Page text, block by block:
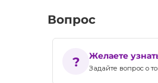
Вопрос
Желаете
Задайте вопрос о